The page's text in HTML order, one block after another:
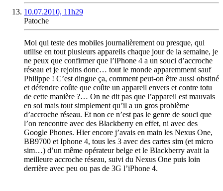
10.07.2010, 11h29
Patoche
Moi qui teste des mobiles journalièrement ou presque, qui
utilise en tout plusieurs appareils chaque jour de la semaine, je
ne peux que confirmer que l’iPhone 4 a un souci d’accroche
réseau et je rejoins donc… tout le monde apparemment sauf
Philippe ! C’est dingue ça, comment peut-on être aussi obstiné
et défendre coûte que coûte un appareil envers et contre totu
de cette manière ?… On ne dit pas que l’appareil est mauvais
en soi mais tout simplement qu’il a un gros problème
d’accroche réseau. Et non ce n’est pas le genre de souci que
l’on rencontre avec des Blackberry en effet, ni avec des
Google Phones. Hier encore j’avais en main les Nexus One,
BB9700 et Iphone 4, tous les 3 avec des cartes sim (et micro
sim…) d’un même opérateur belge et le Blackberry avait la
meilleure accroche réseau, suivi du Nexus One puis loin
derrière avec peu ou pas de 3G l’iPhone 4.